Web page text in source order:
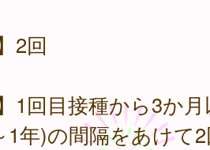
2回
1回目接種から3か
1年)の間隔をあけて